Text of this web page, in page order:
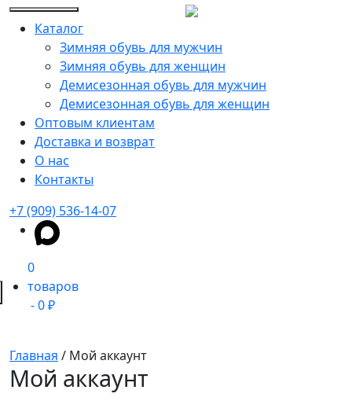
Каталог
Зимняя обувь для мужчин
Зимняя обувь для женщин
Демисезонная обувь для мужчин
Демисезонная обувь для женщин
Оптовым клиентам
Доставка и возврат
О нас
Контакты
+7 (909) 536-14-07
0
товаров
0 ₽
Главная / Мой аккаунт
Мой аккаунт